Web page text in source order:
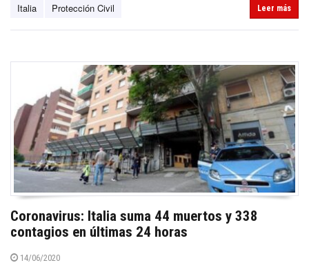
Italia Protección Civil Leer más
Coronavirus: Italia suma 44 muertos y 338
contagios en últimas 24 horas
14/06/2020